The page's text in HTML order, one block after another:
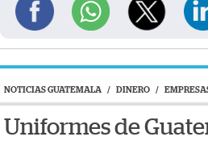
NOTICIAS GUATEMALA / DINERO /
Uniformes de